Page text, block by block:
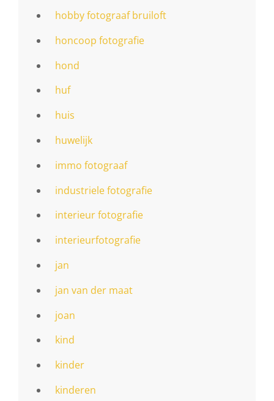
hobby fotograaf bruiloft
honcoop fotografie
hond
huf
huis
huwelijk
immo fotograaf
industriele fotografie
interieur fotografie
interieurfotografie
jan
jan van der maat
joan
kind
kinder
kinderen